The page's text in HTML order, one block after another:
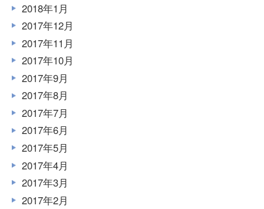
2018年1月
2017年12月
2017年11月
2017年10月
2017年9月
2017年8月
2017年7月
2017年6月
2017年5月
2017年4月
2017年3月
2017年2月